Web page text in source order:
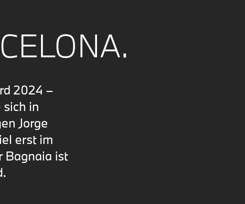
2024 –
in
Jorge
erst im
Bagnaia ist